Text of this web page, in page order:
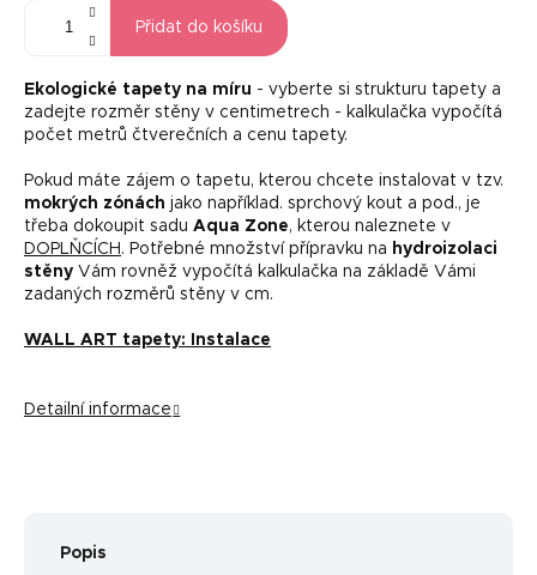
Přidat do košíku
Ekologické tapety na míru - vyberte si strukturu tapety a
zadejte rozměr stěny v centimetrech - kalkulačka vypočítá
počet metrů čtverečních a cenu tapety.
Pokud máte zájem o tapetu, kterou chcete instalovat v tzv.
mokrých zónách jako například. sprchový kout a pod., je
třeba dokoupit sadu Aqua Zone, kterou naleznete v
DOPLŇCÍCH . Potřebné množství přípravku na hydroizolaci
stěny Vám rovněž vypočítá kalkulačka na základě Vámi
zadaných rozměrů stěny v cm.
WALL ART tapety: Instalace
Detailní informace
Popis